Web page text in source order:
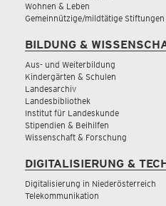
Wohnen & Leben
Gemeinnützige/mildtätige Stiftungen
BILDUNG &
Aus- und Weiterbildung
Kindergärten & Schulen
Landesarchiv
Landesbibliothek
Institut für Landeskunde
Stipendien & Beihilfen
Wissenschaft & Forschung
DIGITALISIERUNG &
Digitalisierung in Niederösterreich
Telekommunikation